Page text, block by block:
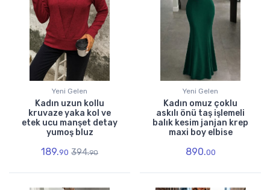
Yeni Gelen
Kadın uzun kollu
kruvaze yaka kol ve
etek ucu manşet detay
yumoş bluz
189.90 394.90
Yeni Gelen
Kadın omuz çoklu
askılı önü taş işlemeli
balık kesim janjan krep
maxi boy elbise
890.00